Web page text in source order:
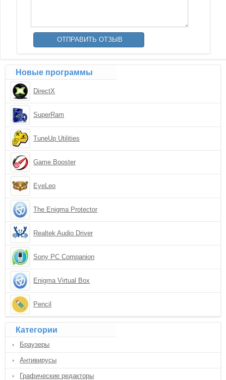
Новые программы
DirectX
SuperRam
TuneUp Utilities
Game Booster
EyeLeo
The Enigma Protector
Realtek Audio Driver
Sony PC Companion
Enigma Virtual Box
Pencil
Категории
Браузеры
Антивирусы
Графические редакторы